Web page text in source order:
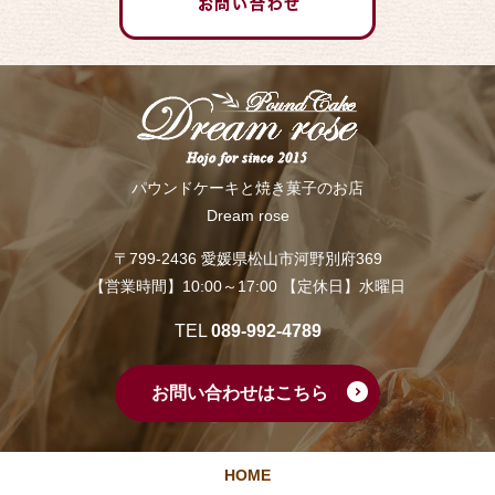
パウンドケーキと焼き菓子のお店
Dream rose
〒799-2436 愛媛県松山市河野別府369
【営業時間】10:00～17:00 【定休日】水曜日
TEL 089-992-4789
お問い合わせはこちら
HOME